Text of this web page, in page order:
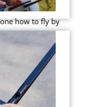
how to fly by